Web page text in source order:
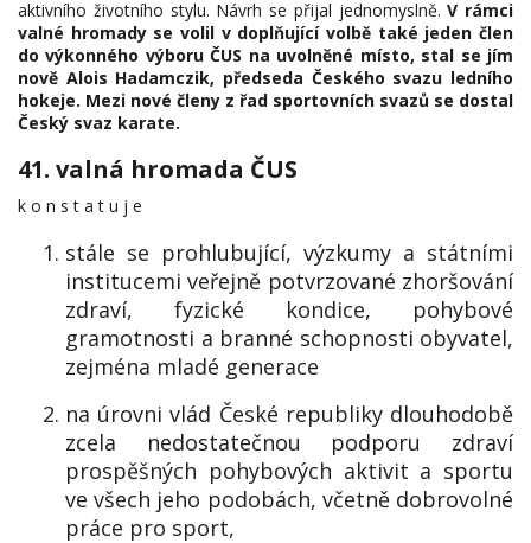
aktivního životního stylu. Návrh se přijal jednomyslně.V rámci
valné hromady se volil v doplňující volbě také jeden člen
do výkonného výboru ČUS na uvolněné místo, stal se jím
nově Alois Hadamczik, předseda Českého svazu ledního
hokeje. Mezi nové členy z řad sportovních svazů se dostal
Český svaz karate.
41. valná hromada ČUS
k o n s t a t u j e
stále se prohlubující, výzkumy a státními
institucemi veřejně potvrzované zhoršování
zdraví, fyzické kondice, pohybové
gramotnosti a branné schopnosti obyvatel,
zejména mladé generace
na úrovni vlád České republiky dlouhodobě
zcela nedostatečnou podporu zdraví
prospěšných pohybových aktivit a sportu
ve všech jeho podobách, včetně dobrovolné
práce pro sport,